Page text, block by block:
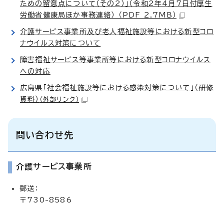
ための留意点について（その2）」（令和2年4月7日付厚生
労働省健康局ほか事務連絡） （PDF 2.7MB）
介護サービス事業所及び老人福祉施設等における新型コロ
ナウイルス対策について
障害福祉サービス等事業所等における新型コロナウイルス
への対応
広島県「社会福祉施設等における感染対策について」（研修
資料） （外部リンク）
問い合わせ先
介護サービス事業所
郵送：
〒730-8586